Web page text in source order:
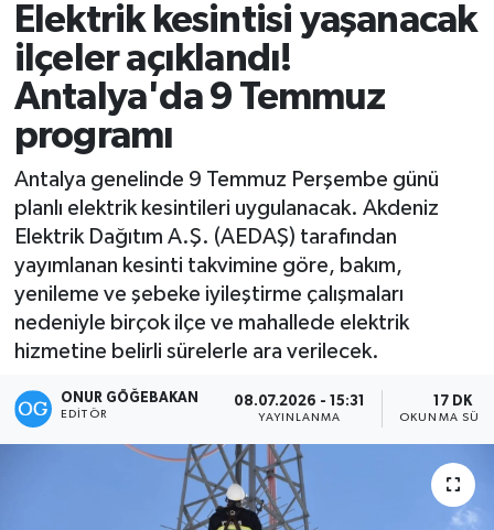
Elektrik kesintisi yaşanacak
ilçeler açıklandı!
Antalya'da 9 Temmuz
programı
Antalya genelinde 9 Temmuz Perşembe günü
planlı elektrik kesintileri uygulanacak. Akdeniz
Elektrik Dağıtım A.Ş. (AEDAŞ) tarafından
yayımlanan kesinti takvimine göre, bakım,
yenileme ve şebeke iyileştirme çalışmaları
nedeniyle birçok ilçe ve mahallede elektrik
hizmetine belirli sürelerle ara verilecek.
ONUR GÖĞEBAKAN
EDITÖR
08.07.2026 - 15:31
YAYINLANMA
17 DK
OKUNMA
Eğitim
Ekonomi
Gündem
Kültür-Sanat
Magazin
Özel haberler
Sağlık
Siyaset
Tüm Manşetler
Son Dakika Haberleri
Haber Arşivi